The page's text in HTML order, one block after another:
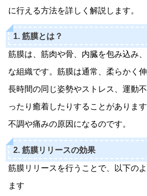
に行える方法を詳しく解説します。
1. 筋膜とは？
筋膜は、筋肉や骨、内臓を包み込み
な組織です。筋膜は通常、柔らかく
長時間の同じ姿勢やストレス、運動
ったり癒着したりすることがありま
不調や痛みの原因になるのです。
2. 筋膜リリースの効果
筋膜リリースを行うことで、以下の
ます